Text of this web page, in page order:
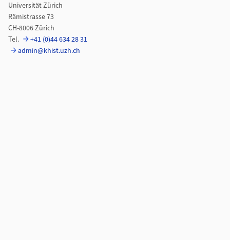
Universität Zürich
Rämistrasse 73
CH-8006 Zürich
Tel.
+41 (0)44 634 28 31
admin@khist.uzh.ch